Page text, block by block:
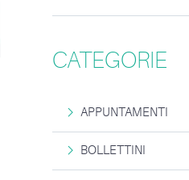
CATEGORIE
APPUNTAMENTI
BOLLETTINI